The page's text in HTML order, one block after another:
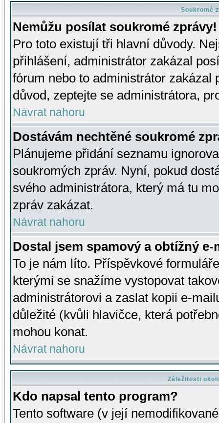
Soukromé
Nemůžu posílat soukromé zprávy!
Pro toto existují tři hlavní důvody.
přihlášení, administrátor zakázal
fórum nebo to administrátor zakázal
důvod, zeptejte se administrátora,
Návrat nahoru
Dostávám nechtěné soukromé
Plánujeme přidání seznamu
soukromých zpráv. Nyní, pokud
svého administrátora, který má tu
zpráv zakázat.
Návrat nahoru
Dostal jsem spamový a obtížný
To je nám líto. Příspěvkové
kterými se snažíme vystopovat
administrátorovi a zaslat kopii e-
důležité (kvůli hlavičce, která
mohou konat.
Návrat nahoru
Záležitosti
Kdo napsal tento program?
Tento software (v její